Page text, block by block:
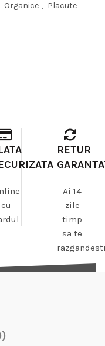
Organice , Placute
cu
RETUR
Ai 14
zile
timp
sa te